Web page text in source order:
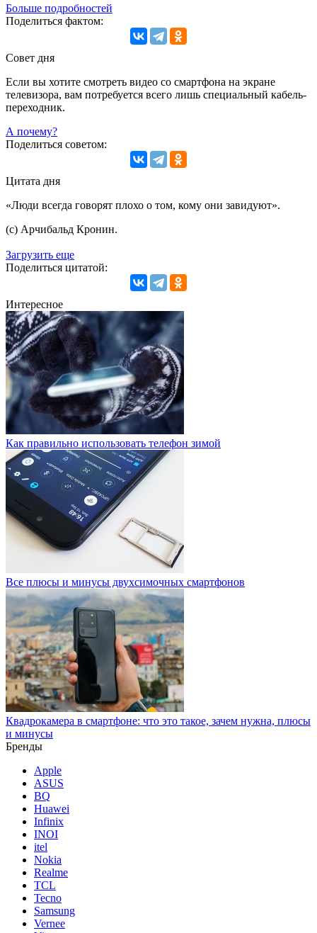
Больше подробностей
Поделиться фактом:
Совет дня
Если вы хотите смотреть видео со смартфона на экране
телевизора, вам потребуется всего лишь специальный кабель-
переходник.
А почему?
Поделиться советом:
Цитата дня
«Люди всегда говорят плохо о том, кому они завидуют».
(с) Арчибальд Кронин.
Загрузить еще
Поделиться цитатой:
Интересное
Как правильно использовать телефон зимой
Все плюсы и минусы двухсимочных смартфонов
Квадрокамера в смартфоне: что это такое, зачем нужна, плюсы
и минусы
Бренды
Apple
ASUS
BQ
Huawei
Infinix
INOI
itel
Nokia
Realme
TCL
Tecno
Samsung
Vernee